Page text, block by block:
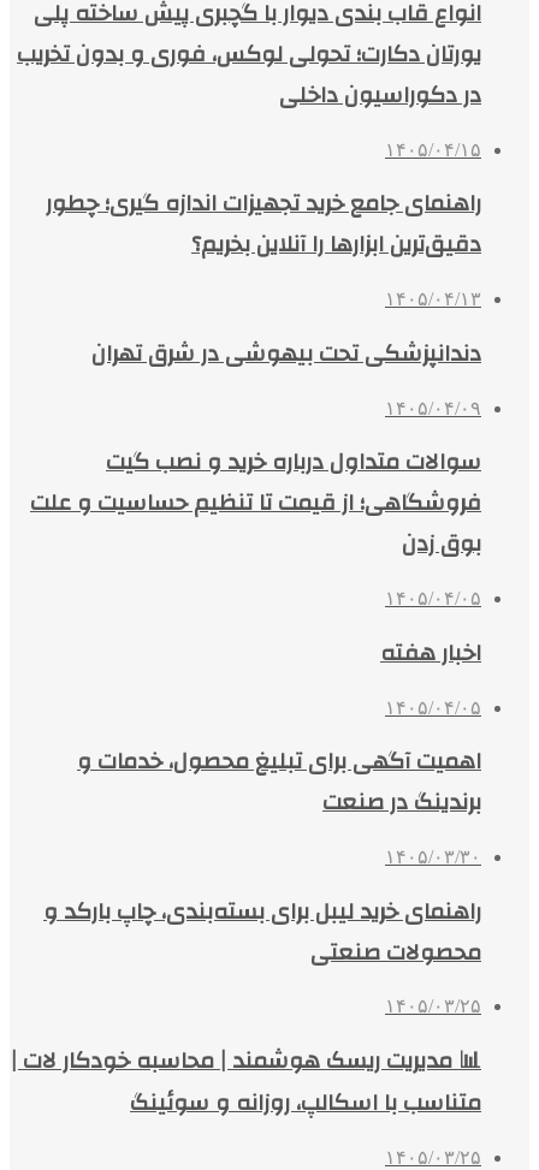
انواع قاب بندی دیوار با گچبری پیش ساخته پلی
یورتان دکارت؛ تحولی لوکس، فوری و بدون تخریب
در دکوراسیون داخلی
۱۴۰۵/۰۴/۱۵
راهنمای جامع خرید تجهیزات اندازه گیری؛ چطور
دقیق‌ترین ابزارها را آنلاین بخریم؟
۱۴۰۵/۰۴/۱۳
دندانپزشکی تحت بیهوشی در شرق تهران
۱۴۰۵/۰۴/۰۹
سوالات متداول درباره خرید و نصب گیت
فروشگاهی؛ از قیمت تا تنظیم حساسیت و علت
بوق زدن
۱۴۰۵/۰۴/۰۵
اخبار هفته
۱۴۰۵/۰۴/۰۵
اهمیت آگهی برای تبلیغ محصول، خدمات و
برندینگ در صنعت
۱۴۰۵/۰۳/۳۰
راهنمای خرید لیبل برای بسته‌بندی، چاپ بارکد و
محصولات صنعتی
۱۴۰۵/۰۳/۲۵
📊 مدیریت ریسک هوشمند | محاسبه خودکار لات |
متناسب با اسکالپ، روزانه و سوئینگ
۱۴۰۵/۰۳/۲۵